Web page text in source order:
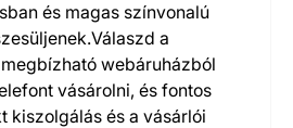
és magas színvonalú
a
webáruházból
vásárolni, és fontos
kiszolgálás és a vásárlói